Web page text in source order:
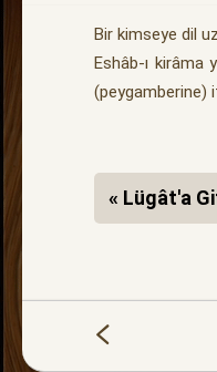
Bir kimseye dil
Eshâb-ı kirâma
(peygamberine)
« Lügât'a